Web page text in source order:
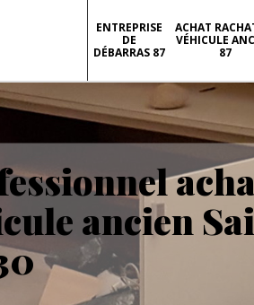
ENTREPRISE
DE
DÉBARRAS 87
ACHAT
VÉHICULE
87
ancien